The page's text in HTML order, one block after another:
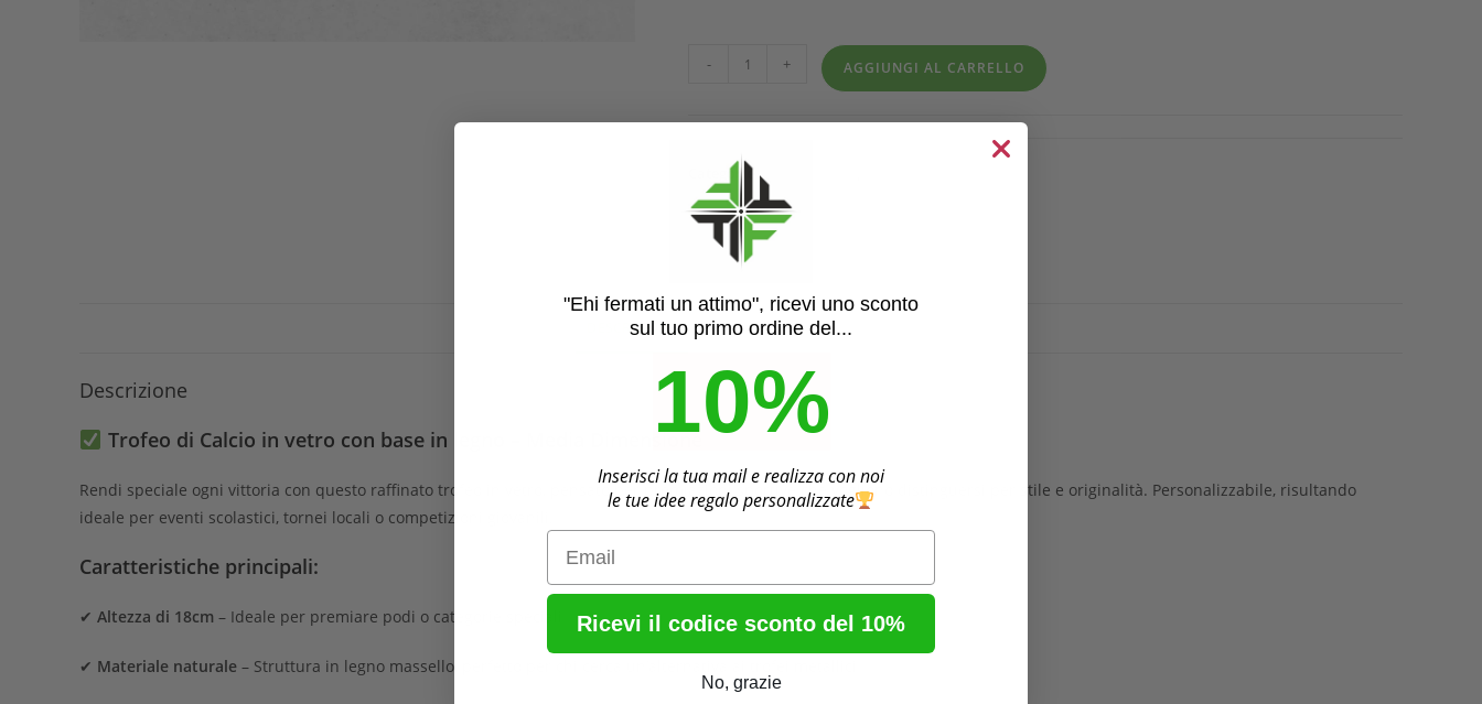
- + AGGIUNGI AL CARRELLO
Categorie:Coppe e Trofei
DESCRIZIONE INFORMAZIONI AGGIUNTIVE
Descrizione
Trofeo di Calcio in vetro con base in legno – Media Dimensione
Rendi speciale ogni vittoria con questo raffinato trofeo in vetro, pensato per premiazioni sportive che vogliono distinguersi per stile e originalità. Personalizzabile, risultando
ideale per eventi scolastici, tornei locali o competizioni giovanili.
Caratteristiche principali:
✔ Altezza di 18cm – Ideale per premiare podi o categorie speciali
✔ Materiale naturale – Struttura in legno massello, perfetto per chi cerca un’alternativa ai trofei metallici
"Ehi fermati un attimo", ricevi uno sconto
sul tuo primo ordine del...
10%
Inserisci la tua mail e realizza con noi
le tue idee regalo personalizzate
Email
Ricevi il codice sconto del 10%
No, grazie